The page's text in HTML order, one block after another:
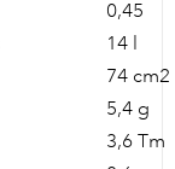
0,45
14 l
74 cm2
5,4 g
3,6 Tm